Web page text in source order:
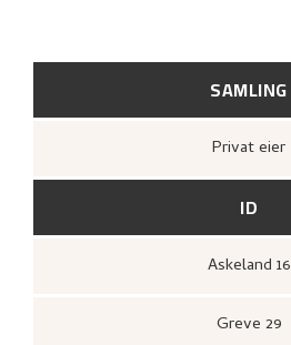
SAMLING
Privat eier
ID
Askeland 16
Greve 29